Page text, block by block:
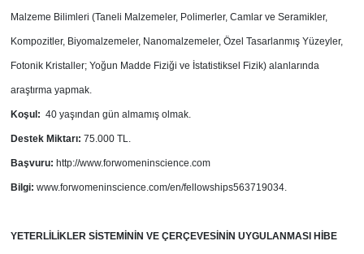
Malzeme Bilimleri (Taneli Malzemeler, Polimerler, Camlar ve Seramikler,
Kompozitler, Biyomalzemeler, Nanomalzemeler, Özel Tasarlanmış Yüzeyler,
Fotonik Kristaller; Yoğun Madde Fiziği ve İstatistiksel Fizik) alanlarında
araştırma yapmak.
Koşul: 40 yaşından gün almamış olmak.
Destek Miktarı: 75.000 TL.
Başvuru: http://www.forwomeninscience.com
Bilgi: www.forwomeninscience.com/en/fellowships563719034.
YETERLİLİKLER SİSTEMİNİN VE ÇERÇEVESİNİN UYGULANMASI HİBE